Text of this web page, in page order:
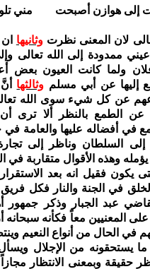
إلى هوازن أصبحت مني
لان المعنى نظرتوثانيها
عيني ممدودة إلى الله تعالى
ولما كانت العيون بعض
إليها عن أبي مسلم وثالثها
عن كل شيء سوى الله
الطمع بالنظر ألا ترى أن
في أفضاله عليها والعامة في
السلطان وناظر إلى
وهذه الأقوال متقاربة في
يكون فقيل انه بعد
في الجنة والنار فكل
عبد الجبار وذكر جمهور
المعنيين معاً فكأنه سبحانه
في الحال من أنواع النعيم
يستحقونه من الإجلال
حقيقة وبمعنى الانتظار